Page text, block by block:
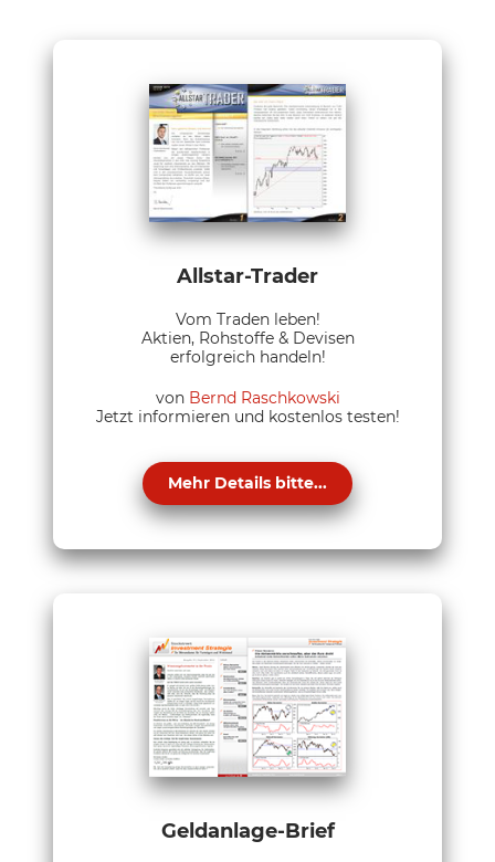
Allstar-Trader
Vom Traden leben!
Aktien, Rohstoffe & Devisen
erfolgreich handeln!
von Bernd Raschkowski
Jetzt informieren und kostenlos testen!
Mehr Details bitte...
Geldanlage-Brief